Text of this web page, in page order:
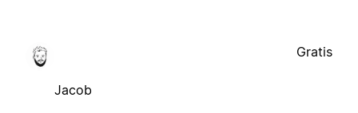
Jacob
Gratis